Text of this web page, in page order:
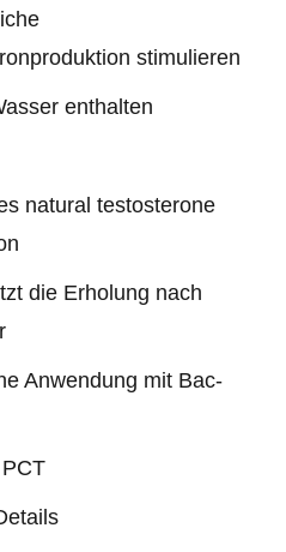
stimulieren
enthalten
natural testosterone
die Erholung nach
Anwendung mit Bac-